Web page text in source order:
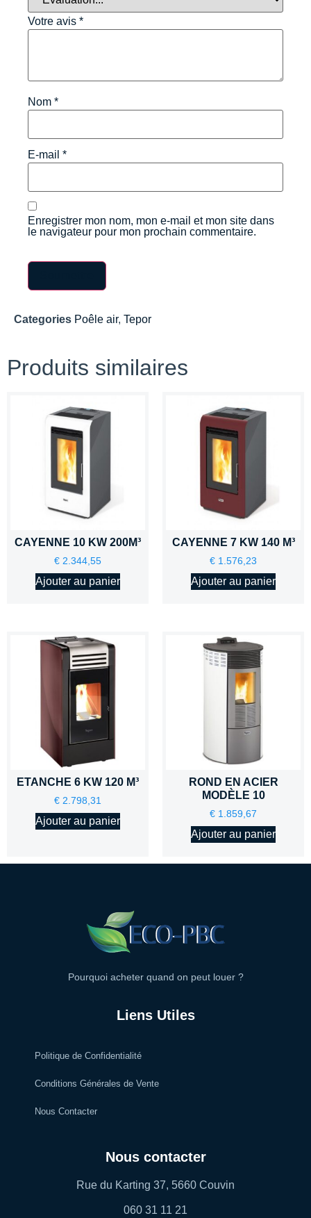
Votre avis *
Nom *
E-mail *
Enregistrer mon nom, mon e-mail et mon site dans
le navigateur pour mon prochain commentaire.
Categories Poêle air, Tepor
Produits similaires
CAYENNE 10 KW 200M³
€ 2.344,55
Ajouter au panier
CAYENNE 7 KW 140 M³
€ 1.576,23
Ajouter au panier
ETANCHE 6 KW 120 M³
€ 2.798,31
Ajouter au panier
ROND EN ACIER
MODÈLE 10
€ 1.859,67
Ajouter au panier
Pourquoi acheter quand on peut louer ?
Liens Utiles
Politique de Confidentialité
Conditions Générales de Vente
Nous Contacter
Nous contacter
Rue du Karting 37, 5660 Couvin
060 31 11 21